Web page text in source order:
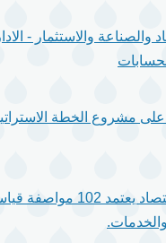
والصناعة والاستثمار -
مشروع الخطة
القائم بأعمال وزير